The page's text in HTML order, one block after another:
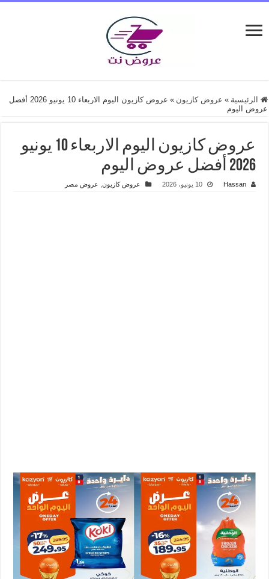
الرئيسية » عروض كازيون »
عروض كازيون اليوم الاربعاء 10 يونيو 2026 أفضل
عروض اليوم
عروض كازيون اليوم الاربعاء 10 يونيو
2026 أفضل عروض اليوم
Hassan 10 يونيو، 2026 عروض كازيون, عروض مصر